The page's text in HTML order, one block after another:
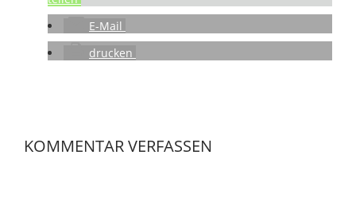
E-Mail
drucken
KOMMENTAR VERFASSEN